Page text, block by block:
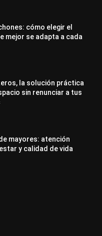
cómo elegir el
mejor se adapta a cada
la solución práctica
sin renunciar a tus
mayores: atención
y calidad de vida